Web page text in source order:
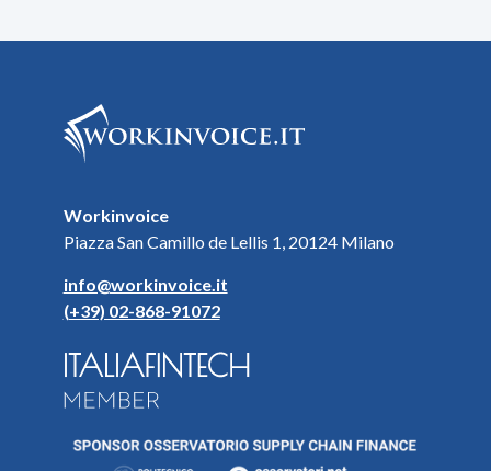
Workinvoice
Piazza San Camillo de Lellis 1, 20124 Milano
info@workinvoice.it
(+39) 02-868-91072